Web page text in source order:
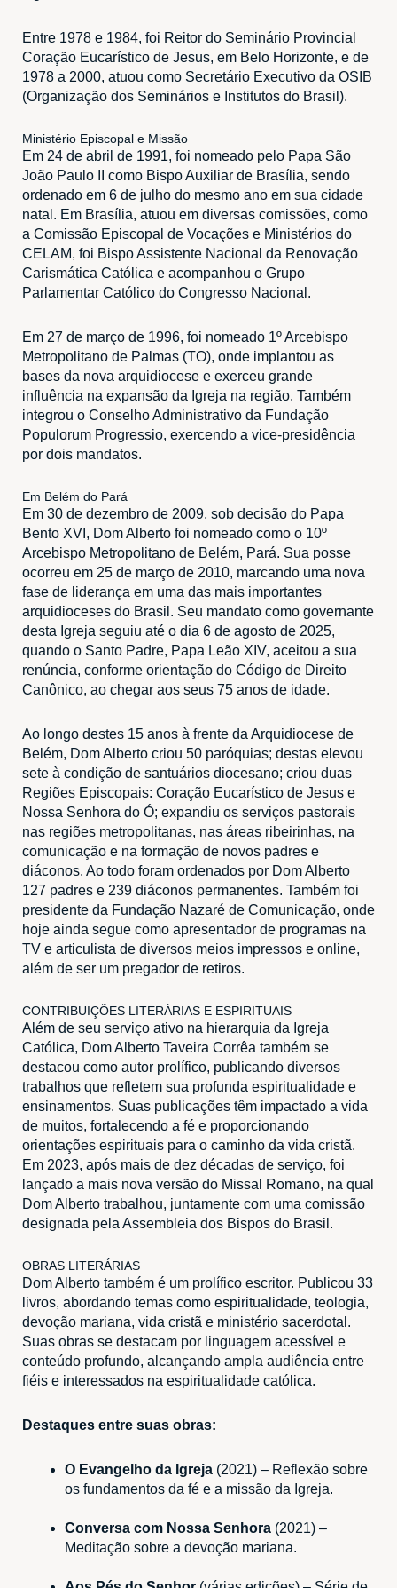
Entre 1978 e 1984, foi Reitor do Seminário Provincial
Coração Eucarístico de Jesus, em Belo Horizonte, e de
1978 a 2000, atuou como Secretário Executivo da OSIB
(Organização dos Seminários e Institutos do Brasil).
Ministério Episcopal e Missão
Em 24 de abril de 1991, foi nomeado pelo Papa São
João Paulo II como Bispo Auxiliar de Brasília, sendo
ordenado em 6 de julho do mesmo ano em sua cidade
natal. Em Brasília, atuou em diversas comissões, como
a Comissão Episcopal de Vocações e Ministérios do
CELAM, foi Bispo Assistente Nacional da Renovação
Carismática Católica e acompanhou o Grupo
Parlamentar Católico do Congresso Nacional.
Em 27 de março de 1996, foi nomeado 1º Arcebispo
Metropolitano de Palmas (TO), onde implantou as
bases da nova arquidiocese e exerceu grande
influência na expansão da Igreja na região. Também
integrou o Conselho Administrativo da Fundação
Populorum Progressio, exercendo a vice-presidência
por dois mandatos.
Em Belém do Pará
Em 30 de dezembro de 2009, sob decisão do Papa
Bento XVI, Dom Alberto foi nomeado como o 10º
Arcebispo Metropolitano de Belém, Pará. Sua posse
ocorreu em 25 de março de 2010, marcando uma nova
fase de liderança em uma das mais importantes
arquidioceses do Brasil. Seu mandato como governante
desta Igreja seguiu até o dia 6 de agosto de 2025,
quando o Santo Padre, Papa Leão XIV, aceitou a sua
renúncia, conforme orientação do Código de Direito
Canônico, ao chegar aos seus 75 anos de idade.
Ao longo destes 15 anos à frente da Arquidiocese de
Belém, Dom Alberto criou 50 paróquias; destas elevou
sete à condição de santuários diocesano; criou duas
Regiões Episcopais: Coração Eucarístico de Jesus e
Nossa Senhora do Ó; expandiu os serviços pastorais
nas regiões metropolitanas, nas áreas ribeirinhas, na
comunicação e na formação de novos padres e
diáconos. Ao todo foram ordenados por Dom Alberto
127 padres e 239 diáconos permanentes. Também foi
presidente da Fundação Nazaré de Comunicação, onde
hoje ainda segue como apresentador de programas na
TV e articulista de diversos meios impressos e online,
além de ser um pregador de retiros.
CONTRIBUIÇÕES LITERÁRIAS E ESPIRITUAIS
Além de seu serviço ativo na hierarquia da Igreja
Católica, Dom Alberto Taveira Corrêa também se
destacou como autor prolífico, publicando diversos
trabalhos que refletem sua profunda espiritualidade e
ensinamentos. Suas publicações têm impactado a vida
de muitos, fortalecendo a fé e proporcionando
orientações espirituais para o caminho da vida cristã.
Em 2023, após mais de dez décadas de serviço, foi
lançado a mais nova versão do Missal Romano, na qual
Dom Alberto trabalhou, juntamente com uma comissão
designada pela Assembleia dos Bispos do Brasil.
OBRAS LITERÁRIAS
Dom Alberto também é um prolífico escritor. Publicou 33
livros, abordando temas como espiritualidade, teologia,
devoção mariana, vida cristã e ministério sacerdotal.
Suas obras se destacam por linguagem acessível e
conteúdo profundo, alcançando ampla audiência entre
fiéis e interessados na espiritualidade católica.
Destaques entre suas obras:
O Evangelho da Igreja (2021) – Reflexão sobre
os fundamentos da fé e a missão da Igreja.
Conversa com Nossa Senhora (2021) –
Meditação sobre a devoção mariana.